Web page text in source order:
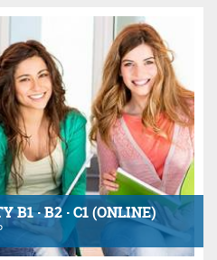
B1 · B2 · C1 (ONLINE)